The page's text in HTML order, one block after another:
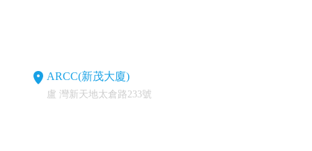
ARCC(新茂大廈)
盧 灣新天地太倉路233號